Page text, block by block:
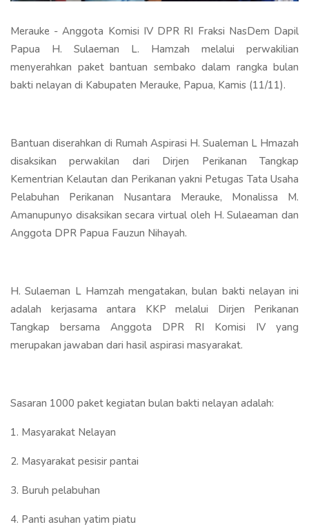
Merauke - Anggota Komisi IV DPR RI Fraksi NasDem Dapil
Papua H. Sulaeman L. Hamzah melalui perwakilian
menyerahkan paket bantuan sembako dalam rangka bulan
bakti nelayan di Kabupaten Merauke, Papua, Kamis (11/11).
Bantuan diserahkan di Rumah Aspirasi H. Sualeman L Hmazah
disaksikan perwakilan dari Dirjen Perikanan Tangkap
Kementrian Kelautan dan Perikanan yakni Petugas Tata Usaha
Pelabuhan Perikanan Nusantara Merauke, Monalissa M.
Amanupunyo disaksikan secara virtual oleh H. Sulaeaman dan
Anggota DPR Papua Fauzun Nihayah.
H. Sulaeman L Hamzah mengatakan, bulan bakti nelayan ini
adalah kerjasama antara KKP melalui Dirjen Perikanan
Tangkap bersama Anggota DPR RI Komisi IV yang
merupakan jawaban dari hasil aspirasi masyarakat.
Sasaran 1000 paket kegiatan bulan bakti nelayan adalah:
1. Masyarakat Nelayan
2. Masyarakat pesisir pantai
3. Buruh pelabuhan
4. Panti asuhan yatim piatu